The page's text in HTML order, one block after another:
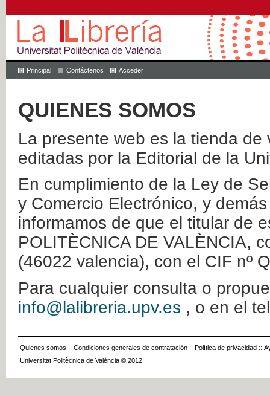
Principal Contáctenos Acceder
QUIENES SOMOS
La presente web es la tienda
editadas por la Editorial de la
En cumplimiento de la Ley de
y Comercio Electrónico, y
informamos de que el titular de
POLITÈCNICA DE VALÈNCIA,
(46022 valencia), con el CIF nº
Para cualquier consulta o
info@lalibreria.upv.es , o en el
Quienes somos :: Condiciones generales de contratación :: Política de privacidad ::
Universitat Politècnica de València © 2012